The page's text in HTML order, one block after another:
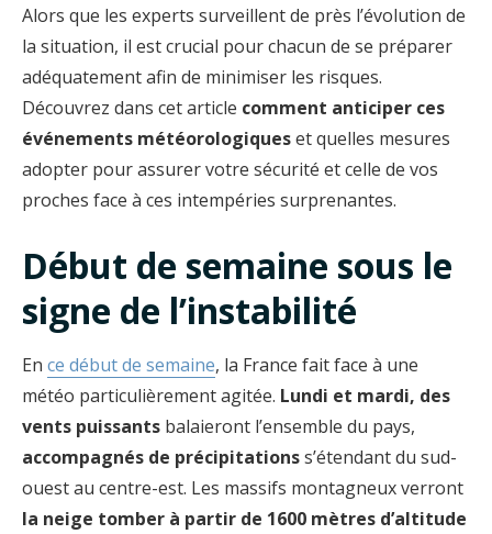
Alors que les experts surveillent de près l’évolution de
la situation, il est crucial pour chacun de se préparer
adéquatement afin de minimiser les risques.
Découvrez dans cet article comment anticiper ces
événements météorologiqueset quelles mesures
adopter pour assurer votre sécurité et celle de vos
proches face à ces intempéries surprenantes.
Début de semaine sous le
signe de l’instabilité
En ce début de semaine, la France fait face à une
météo particulièrement agitée. Lundi et mardi, des
vents puissants balaieront l’ensemble du pays,
accompagnés de précipitationss’étendant du sud-
ouest au centre-est. Les massifs montagneux verront
la neige tomber à partir de 1600 mètres d’altitude